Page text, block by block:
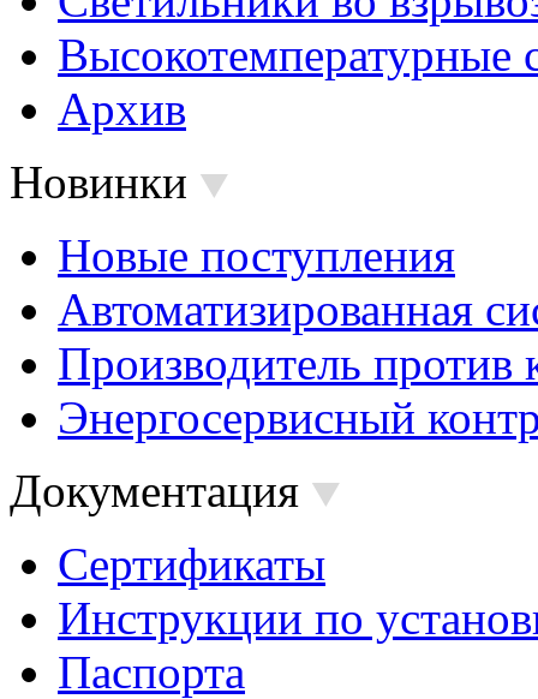
Высокотемпературные
Архив
Новинки
Новые поступления
Автоматизированная
Производитель против
Энергосервисный
Документация
Сертификаты
Инструкции по
Паспорта